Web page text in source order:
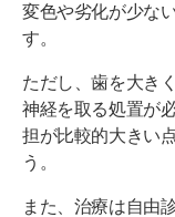
変色や劣化が少な
す。
ただし、歯を大き
神経を取る処置が
担が比較的大きい
う。
また、治療は自由